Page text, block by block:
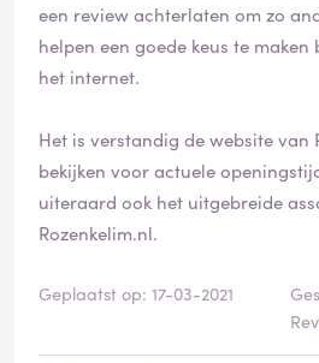
een review achterlaten om zo
helpen een goede keus te
het internet.
Het is verstandig de website van
bekijken voor actuele
uiteraard ook het uitgebreide
Rozenkelim.nl.
Geplaatst op: 17-03-2021